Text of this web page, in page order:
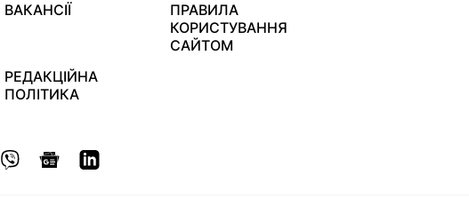
ВАКАНСІЇ
ПРАВИЛА
КОРИСТУВАННЯ
САЙТОМ
РЕДАКЦІЙНА
ПОЛІТИКА